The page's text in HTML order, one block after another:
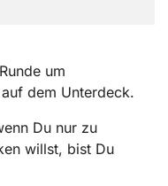
um
dem Unterdeck.
Du nur zu
willst, bist Du